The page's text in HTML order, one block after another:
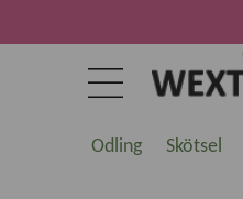
Odling Skötsel